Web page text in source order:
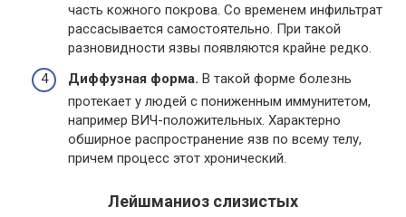
часть кожного покрова. Со временем инфильтрат
рассасывается самостоятельно. При такой
разновидности язвы появляются крайне редко.
Диффузная форма. В такой форме болезнь
протекает у людей с пониженным иммунитетом,
например ВИЧ-положительных. Характерно
обширное распространение язв по всему телу,
причем процесс этот хронический.
Лейшманиоз слизистых